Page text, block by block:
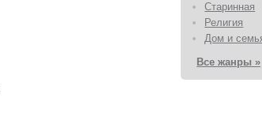
Старинная
Религия
Дом и
Все жанры »